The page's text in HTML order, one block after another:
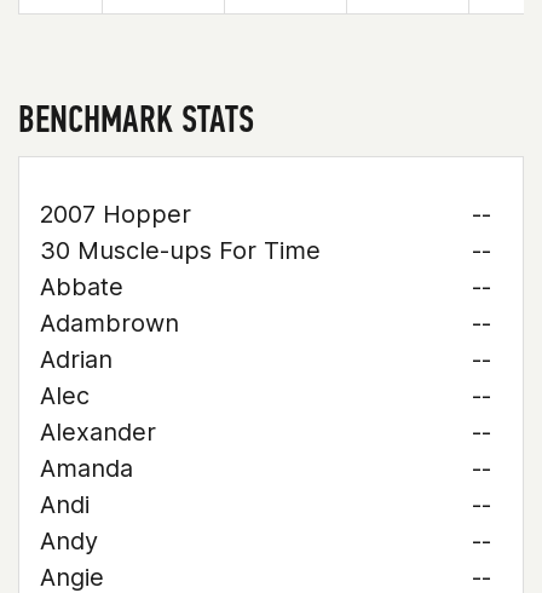
BENCHMARK STATS
2007 Hopper
--
30 Muscle-ups For Time
--
Abbate
--
Adambrown
--
Adrian
--
Alec
--
Alexander
--
Amanda
--
Andi
--
Andy
--
Angie
--